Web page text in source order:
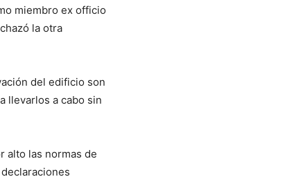
miembro ex officio
la otra
del edificio son
llevarlos a cabo sin
alto las normas de